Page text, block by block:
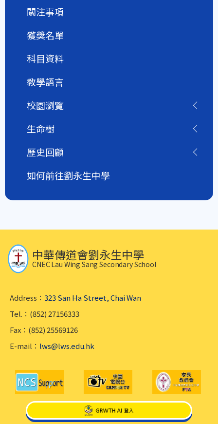
關注事項
獲獎名單
科目資料
教學語言
校園瀏覽
生命樹
歷史回顧
如何前往劉永生中學
中華傳道會劉永生中學
CNEC Lau Wing Sang Secondary School
Address： 323 San Ha Street, Chai Wan
Tel.：(852) 27156333
Fax：(852) 25569126
E-mail： lws@lws.edu.hk